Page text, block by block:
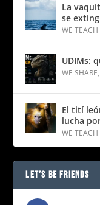
La
se
WE TEACH
UDIMs:
WE SHARE
El tití
lucha
WE TEACH
LET’S BE FRIENDS